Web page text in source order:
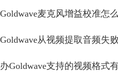
Goldwave麦克风增益校准怎
Goldwave从视频提取音频失
办Goldwave支持的视频格式